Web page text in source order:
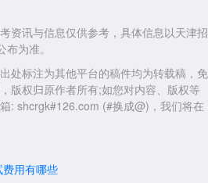
资讯与信息仅供参考，具体信息以天津招
为准。
处标注为其他平台的稿件均为转载稿，免
版权归原作者所有;如您对内容、版权等
: shcrgk#126.com (#换成@)，我们将在
用有哪些